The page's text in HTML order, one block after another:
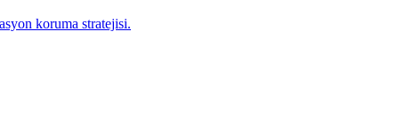
koruma stratejisi.